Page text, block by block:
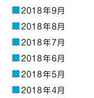
2018年9月
2018年8月
2018年7月
2018年6月
2018年5月
2018年4月